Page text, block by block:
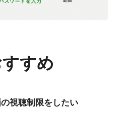
すめ
視聴制限をしたい